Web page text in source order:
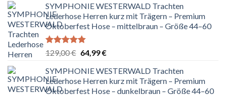
war:
299,99 €
ist:
199,99 €.
SYMPHONIE WESTERWALD Trachten
Lederhose Herren kurz mit Trägern – Premium
Oktoberfest Hose – mittelbraun – Größe 44–60
Bewertet
5.00
von 5
129,00€ Ursprünglicher
war:
129,00 €
64,99€Aktueller
ist:
64,99 €.
SYMPHONIE WESTERWALD Trachten
Lederhose Herren kurz mit Trägern – Premium
Oktoberfest Hose – dunkelbraun – Größe 44–60